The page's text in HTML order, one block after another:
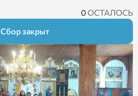
0ОСТАЛОСЬ
Сбор закрыт